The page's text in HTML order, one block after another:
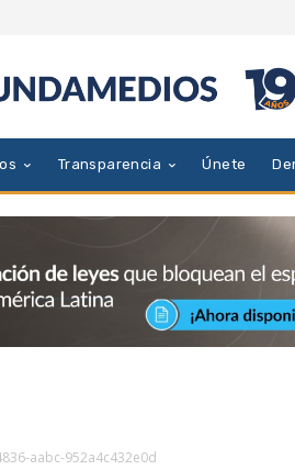
Transparencia Únete
aabc-952a4c432e0d